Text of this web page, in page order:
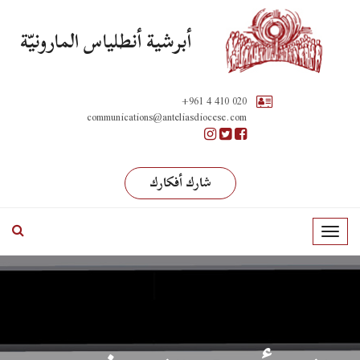
أبرشية أنطلياس المارونيّة
+961 4 410 020
communications@anteliasdiocese.com
شارك أفكارك
T
o
g
n